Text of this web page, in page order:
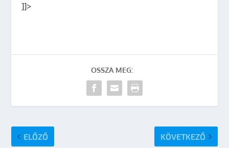
]]>
OSSZA MEG:
ELŐZŐ KÖVETKEZŐ